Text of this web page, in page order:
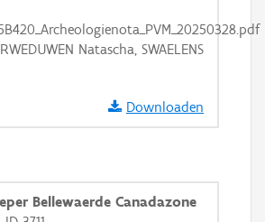
in grijswaarden
Natascha, SWAELENS
Downloaden
Bellewaerde Canadazone